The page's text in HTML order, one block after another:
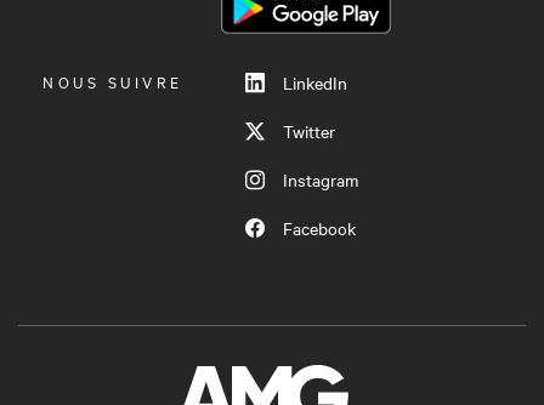
NOUS SUIVRE
LinkedIn
Twitter
Instagram
Facebook